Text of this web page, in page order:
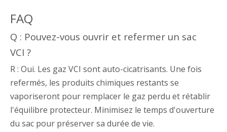
FAQ
Q : Pouvez-vous ouvrir et refermer un sac
VCI ?
R : Oui. Les gaz VCI sont auto-cicatrisants. Une fois
refermés, les produits chimiques restants se
vaporiseront pour remplacer le gaz perdu et rétablir
l'équilibre protecteur. Minimisez le temps d'ouverture
du sac pour préserver sa durée de vie.